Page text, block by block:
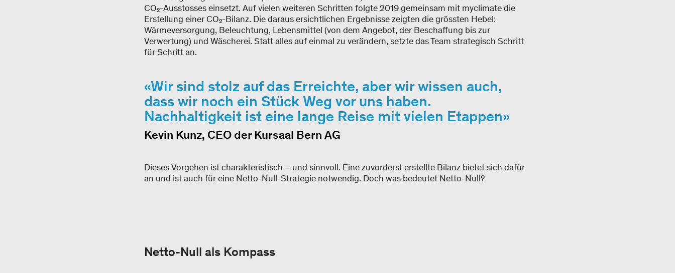
CO₂-Ausstosses einsetzt. Auf vielen weiteren Schritten folgte 2019 gemeinsam mit myclimate die
Erstellung einer CO₂-Bilanz. Die daraus ersichtlichen Ergebnisse zeigten die grössten Hebel:
Wärmeversorgung, Beleuchtung, Lebensmittel (von dem Angebot, der Beschaffung bis zur
Verwertung) und Wäscherei. Statt alles auf einmal zu verändern, setzte das Team strategisch Schritt
für Schritt an.
Wir sind stolz auf das Erreichte, aber wir wissen auch,
dass wir noch ein Stück Weg vor uns haben.
Nachhaltigkeit ist eine lange Reise mit vielen Etappen
Kevin Kunz, CEO der Kursaal Bern AG
Dieses Vorgehen ist charakteristisch – und sinnvoll. Eine zuvorderst erstellte Bilanz bietet sich dafür
an und ist auch für eine Netto-Null-Strategie notwendig. Doch was bedeutet Netto-Null?
Netto-Null als Kompass